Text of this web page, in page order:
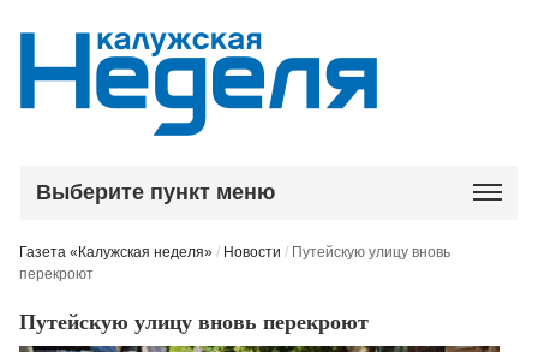
Выберите пункт меню
Газета «Калужская неделя» / Новости / Путейскую улицу вновь
перекроют
Путейскую улицу вновь перекроют